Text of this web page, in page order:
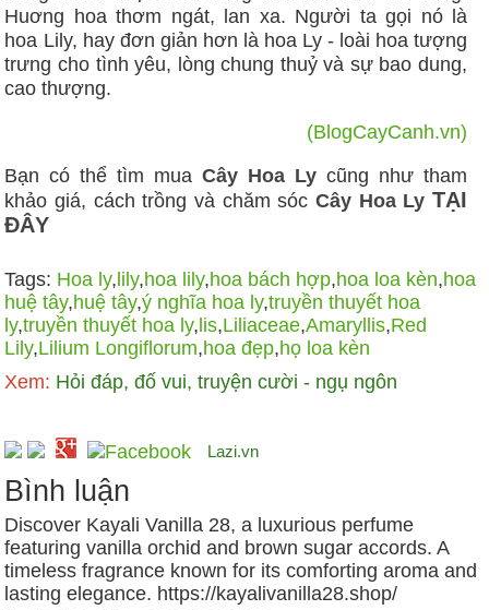
Huơng hoa thơm ngát, lan xa. Người ta gọi nó là
hoa Lily, hay đơn giản hơn là hoa Ly - loài hoa tượng
trưng cho tình yêu, lòng chung thuỷ và sự bao dung,
cao thượng.
(BlogCayCanh.vn)
Bạn có thể tìm muaCây Hoa Ly cũng như tham
khảo giá, cách trồng và chăm sócCây Hoa Ly TẠI
ĐÂY
Tags: Hoa ly, lily,hoa lily,hoa bách hợp,hoa loa kèn,hoa
huệ tây,huệ tây,ý nghĩa hoa ly,truyền thuyết hoa
ly,truyền thuyết hoa ly, lis,Liliaceae,Amaryllis,Red
Lily,Lilium Longiflorum,hoa đẹp,họ loa kèn
Xem: Hỏi đáp, đố vui, truyện cười - ngụ ngôn
Lazi.vn
Bình luận
Discover Kayali Vanilla 28, a luxurious perfume
featuring vanilla orchid and brown sugar accords. A
timeless fragrance known for its comforting aroma and
lasting elegance. https://kayalivanilla28.shop/